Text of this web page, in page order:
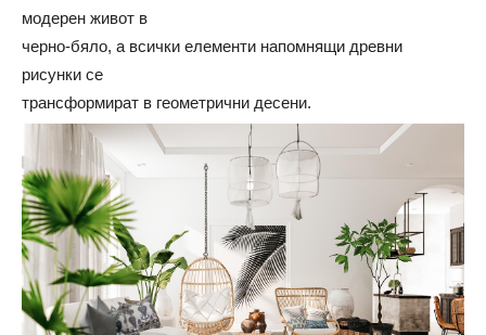
модерен живот в
черно-бяло, а всички елементи напомнящи древни
рисунки се
трансформират в геометрични десени.